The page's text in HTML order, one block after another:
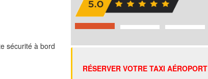
sécurité à bord
RÉSERVER VOTRE TAXI AÉROPORT